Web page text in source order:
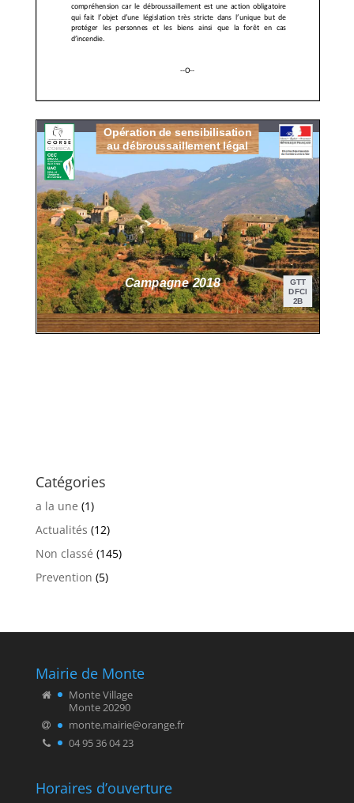
Catégories
a la une (1)
Actualités (12)
Non classé (145)
Prevention (5)
Mairie de Monte
Monte Village
Monte 20290
monte.mairie@orange.fr
04 95 36 04 23
Horaires d’ouverture